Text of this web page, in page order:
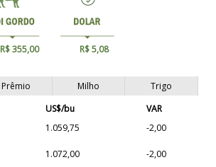
R$ 355,00 R$ 5,08
Prêmio Milho
Trigo
US$/bu
VAR
1.059,75 -2,00
1.072,00 -2,00